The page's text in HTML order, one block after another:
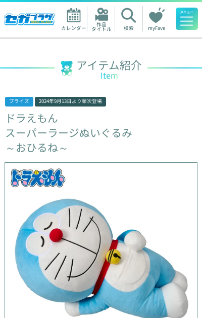
カレンダー 作品
タイトル 検索 myFave
人気ワード
アイテム紹介
Item
プライズ 2024年9月13日 より順次登場
ドラえもん
スーパーラージぬいぐるみ
～おひるね～